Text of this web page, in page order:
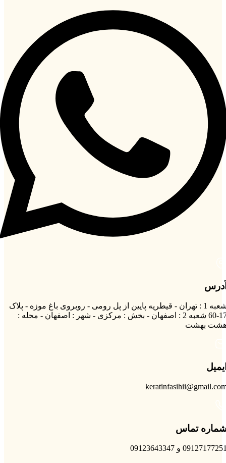
شعبه 1 : تهران - قیطریه پایین از پل رومی - روبروی باغ موزه - پلاک
17-60 شعبه 2 : اصفهان - بخش : مرکزی - شهر : اصفهان - محله :
بهشت
تماس
و 09123643347